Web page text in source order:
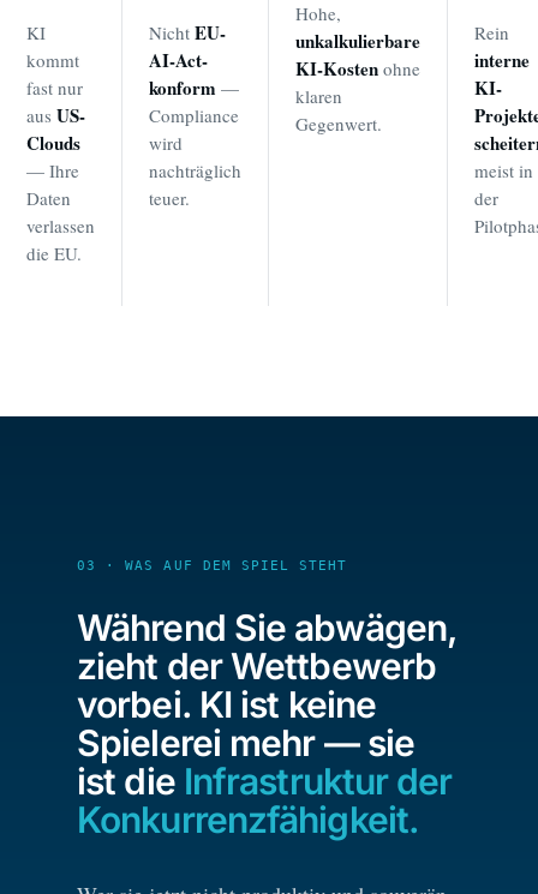
KI
kommt
fast nur
ausUS-
Clouds
— Ihre
Daten
verlassen
die EU.
NichtEU-
AI-Act-
konform —
Compliance
wird
nachträglich
teuer.
Hohe,
unkalkulierbare
KI-Kosten ohne
klaren
Gegenwert.
Rein
interne
KI-
meist in
der
03 · WAS AUF DEM SPIEL STEHT
Während Sie abwägen,
zieht der Wettbewerb
vorbei. KI ist keine
Spielerei mehr — sie
ist die Infrastruktur der
Konkurrenzfähigkeit.